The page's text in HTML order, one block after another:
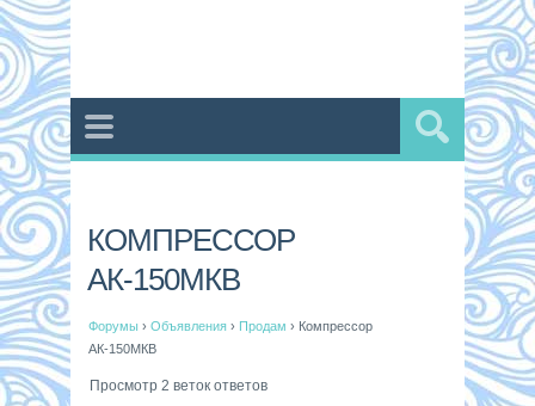
КОМПРЕССОР
АК-150МКВ
Форумы › Объявления › Продам › Компрессор
АК-150МКВ
Просмотр 2 веток ответов